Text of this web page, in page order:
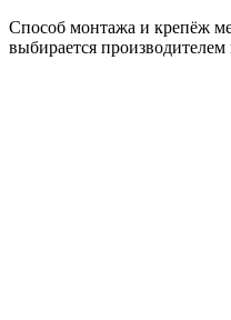
Способ монтажа и крепёж
выбирается